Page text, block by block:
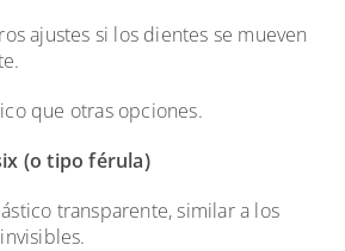
ajustes si los dientes se mueven
que otras opciones.
(o tipo férula)
transparente, similar a los